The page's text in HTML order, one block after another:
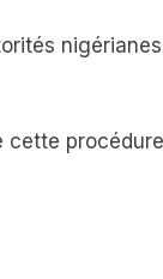
cette